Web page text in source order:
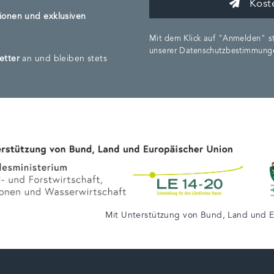
und exklusiven
an und bleiben stets
Mit dem Klick auf "Anmelden"
unserer
Mit Unterstützung von Bund, Land und